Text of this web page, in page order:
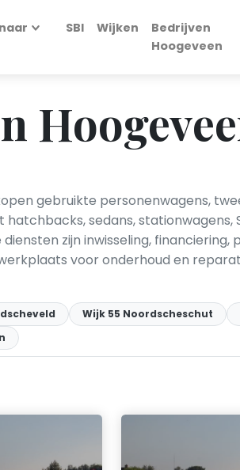
SBI Wijken
Bedrijven
Hoogeveen
gebruikte personenwagens,
sedans, stationwagens,
zijn inwisseling,
voor onderhoud en
Wijk 55 Noordscheschut